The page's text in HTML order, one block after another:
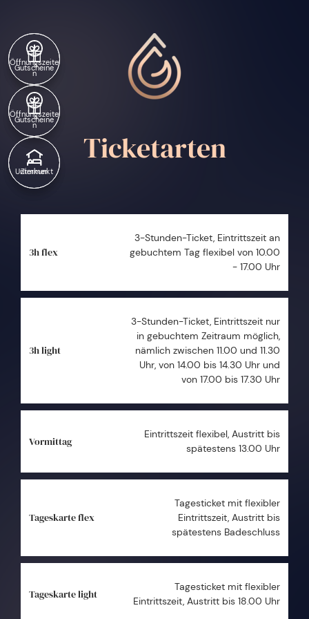
Inhaltsverzeichnis
Öffnungszeite
n
Gutscheine
Unterkunkt
Gutscheine
Öffnungszeite
n
Zimmer
Ticketarten
3h flex
3-Stunden-Ticket, Eintrittszeit an
gebuchtem Tag flexibel von 10.00
- 17.00 Uhr
3h light
3-Stunden-Ticket, Eintrittszeit nur
in gebuchtem Zeitraum möglich,
nämlich zwischen 11.00 und 11.30
Uhr, von 14.00 bis 14.30 Uhr und
von 17.00 bis 17.30 Uhr
Vormittag
Eintrittszeit flexibel, Austritt bis
spätestens 13.00 Uhr
Tageskarte flex
Tagesticket mit flexibler
Eintrittszeit, Austritt bis
spätestens Badeschluss
Tageskarte light
Tagesticket mit flexibler
Eintrittszeit, Austritt bis 18.00 Uhr